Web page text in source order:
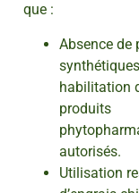
que :
Absence de
habilitation
produits
autorisés.
Utilisation